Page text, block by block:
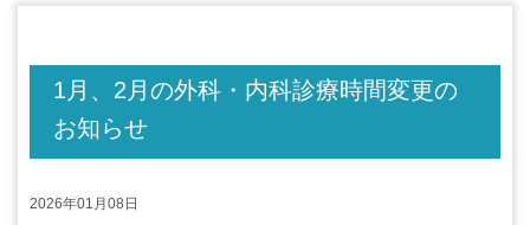
1月、2月の外科・内科診療時間変更の
お知らせ
2026年01月08日